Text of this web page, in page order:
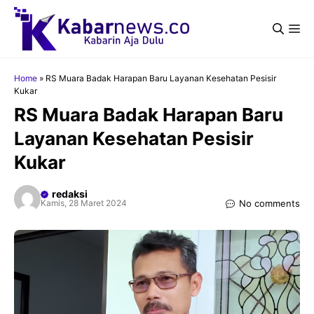
Langsung
Home » RS Muara Badak Harapan Baru Layanan Kesehatan Pesisir
Kukar
RS Muara Badak Harapan Baru
Layanan Kesehatan Pesisir
Kukar
redaksi
Kamis, 28 Maret 2024 No comments